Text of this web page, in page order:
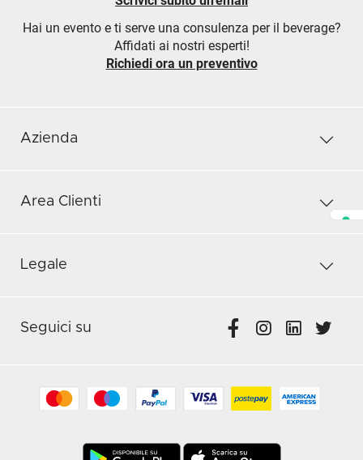
Hai un evento e ti serve una consulenza per il beverage?
Affidati ai nostri esperti!
Richiedi ora un preventivo
Azienda
Area Clienti
Legale
Seguici su